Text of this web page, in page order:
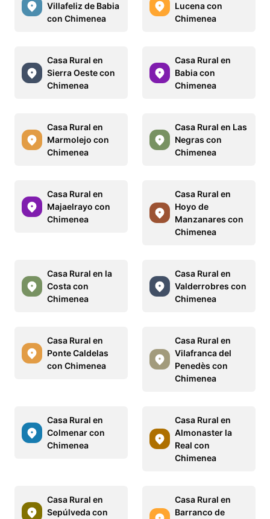
Villafeliz de Babia
con Chimenea
Lucena con
Chimenea
Casa Rural en
Sierra Oeste con
Chimenea
Casa Rural en
Babia con
Chimenea
Casa Rural en
Marmolejo con
Chimenea
Casa Rural en Las
Negras con
Chimenea
Casa Rural en
Majaelrayo con
Chimenea
Casa Rural en
Hoyo de
Manzanares con
Chimenea
Casa Rural en la
Costa con
Chimenea
Casa Rural en
Valderrobres con
Chimenea
Casa Rural en
Ponte Caldelas
con Chimenea
Casa Rural en
Vilafranca del
Penedès con
Chimenea
Casa Rural en
Colmenar con
Chimenea
Casa Rural en
Almonaster la
Real con
Chimenea
Casa Rural en
Sepúlveda con
Casa Rural en
Barranco de